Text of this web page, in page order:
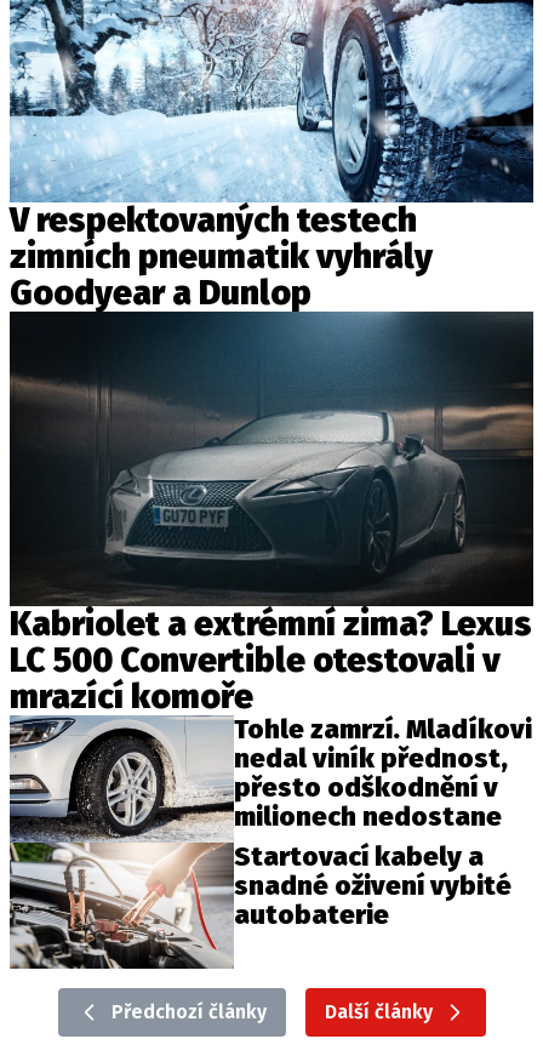
V respektovaných testech
zimních pneumatik vyhrály
Goodyear a Dunlop
Kabriolet a extrémní zima? Lexus
LC 500 Convertible otestovali v
mrazící komoře
Tohle zamrzí. Mladíkovi
nedal viník přednost,
přesto odškodnění v
milionech nedostane
Startovací kabely a
snadné oživení vybité
autobaterie
Předchozí články Další články